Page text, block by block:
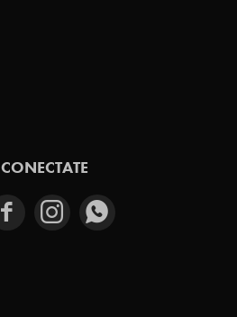
CONECTATE
  